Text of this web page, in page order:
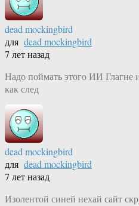
dead mockingbird
для dead mockingbird
7 лет назад
Надо поймать этого ИИ Глагне
как след
dead mockingbird
для dead mockingbird
7 лет назад
Изолентой синей нехай сайт